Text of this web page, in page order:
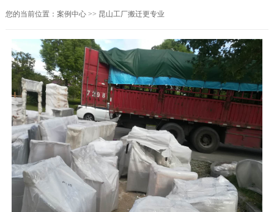
您的当前位置： 案例中心>> 昆山工厂搬迁更专业